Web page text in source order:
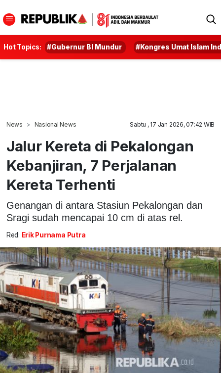
Hot Topics: #Gubernur BI Mundur #Kongres Umat Islam
News Nasional News Sabtu , 17 Jan 2026, 07:42 WIB
Jalur Kereta di Pekalongan
Kebanjiran, 7 Perjalanan
Kereta Terhenti
Genangan di antara Stasiun Pekalongan dan
Sragi sudah mencapai 10 cm di atas rel.
Red: Erik Purnama Putra